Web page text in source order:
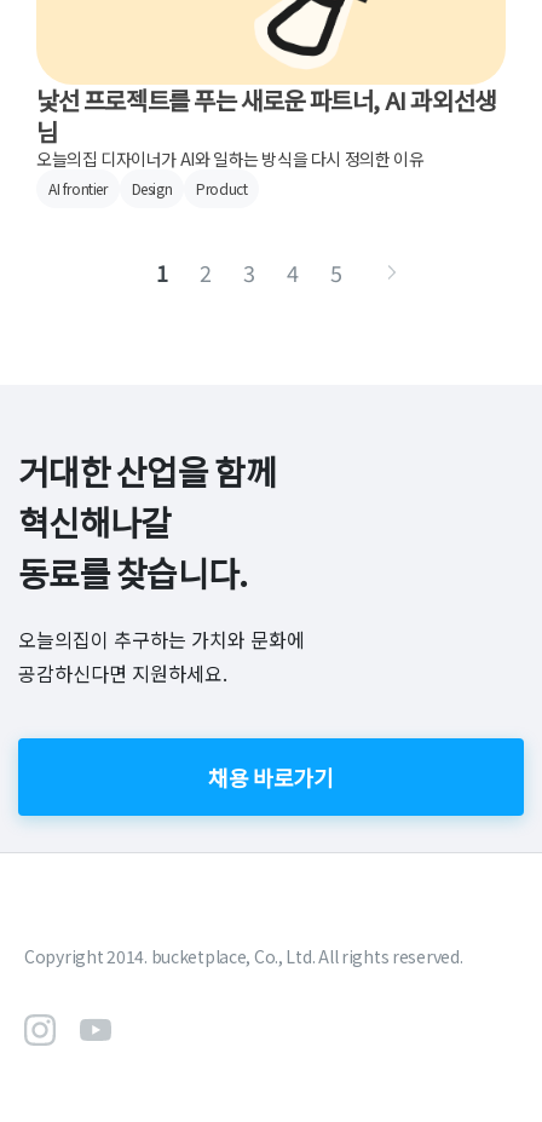
낯선 프로젝트를 푸는 새로운 파트너, AI 과외선생
님
오늘의집 디자이너가 AI와 일하는 방식을 다시 정의한 이유
AI frontier Design Product
1 2 3 4 5
거대한 산업을 함께
혁신해나갈
동료를 찾습니다.
오늘의집이 추구하는 가치와 문화에
공감하신다면 지원하세요.
채용 바로가기
Copyright 2014. bucketplace, Co., Ltd. All rights reserved.